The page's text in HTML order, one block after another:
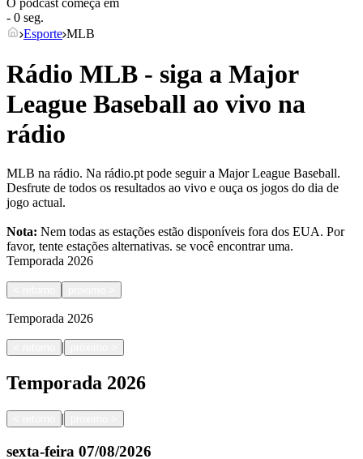
O podcast começa em
- 0 seg.
Esporte MLB
Rádio MLB - siga a Major
League Baseball ao vivo na
rádio
MLB na rádio. Na rádio.pt pode seguir a Major League Baseball.
Desfrute de todos os resultados ao vivo e ouça os jogos do dia de
jogo actual.
Nota: Nem todas as estações estão disponíveis fora dos EUA. Por
favor, tente estações alternativas. se você encontrar uma.
Temporada 2026
Temporada 2026
|
Temporada 2026
|
sexta-feira 07/08/2026